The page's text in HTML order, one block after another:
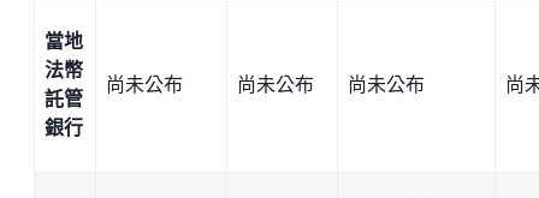
當地
法幣
託管
銀行
尚未公布 尚未公布 尚未公布 尚